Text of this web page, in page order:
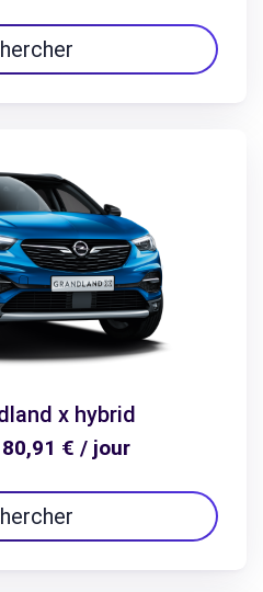
x hybrid
€ / jour